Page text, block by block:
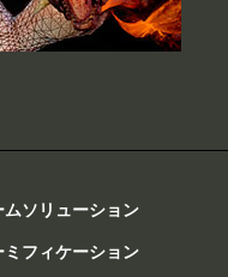
ムソリューション
ミフィケーション